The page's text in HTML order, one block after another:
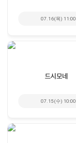
07.16(목) 11:00
드시모네
07.15(수) 10:00